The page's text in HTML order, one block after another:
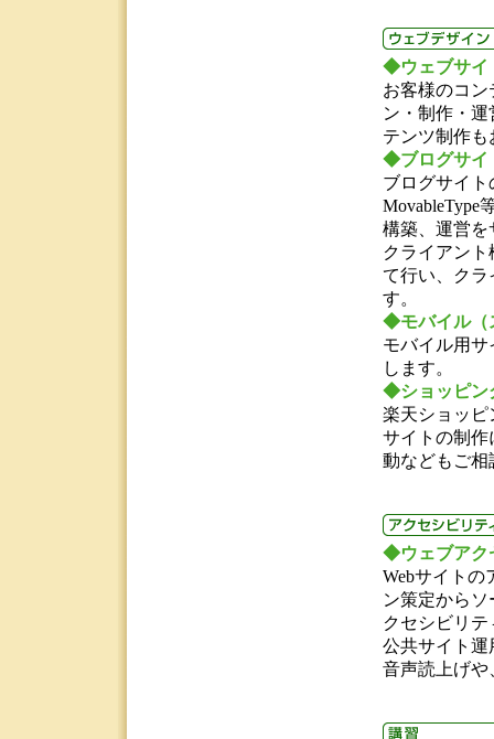
◆ウェブサイ
お客様のコ
ン・制作・
テンツ制作
◆ブログサイ
ブログサイト
MovableType
構築、運営を
クライアン
て行い、クラ
す。
◆モバイル（
モバイル用
します。
◆ショッピン
楽天ショッピ
サイトの制作
動などもご相
◆ウェブアク
Webサイトの
ン策定から
クセシビリテ
公共サイト運
音声読上げや